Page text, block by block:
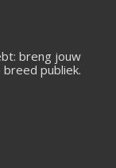
breng jouw
publiek.